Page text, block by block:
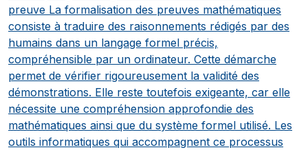
preuve La formalisation des preuves mathématiques
consiste à traduire des raisonnements rédigés par des
humains dans un langage formel précis,
compréhensible par un ordinateur. Cette démarche
permet de vérifier rigoureusement la validité des
démonstrations. Elle reste toutefois exigeante, car elle
nécessite une compréhension approfondie des
mathématiques ainsi que du système formel utilisé. Les
outils informatiques qui accompagnent ce processus